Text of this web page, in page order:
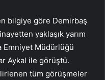
bilgiye göre Demirbaş
yaklaşık yarım
Emniyet Müdürlüğü
Aykal ile görüştü.
tüm görüşmeler